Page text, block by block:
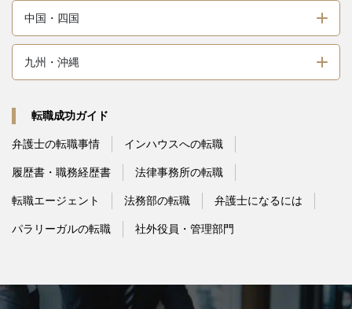
中国・四国
九州・沖縄
転職成功ガイド
弁護士の転職事情 インハウスへの転職
履歴書・職務経歴書 法律事務所の転職
転職エージェント 法務部の転職 弁護士になるには
パラリーガルの転職 社外役員・管理部門